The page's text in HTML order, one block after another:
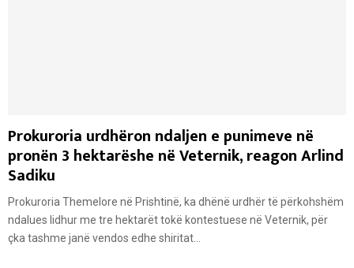
Prokuroria urdhëron ndaljen e punimeve në
pronën 3 hektarëshe në Veternik, reagon Arlind
Sadiku
Prokuroria Themelore në Prishtinë, ka dhënë urdhër të përkohshëm
ndalues lidhur me tre hektarët tokë kontestuese në Veternik, për
çka tashme janë vendos edhe shiritat...